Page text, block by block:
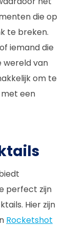
die op
te breken.
iemand die
wereld van
om te
een
perfect zijn
Hier zijn
Rocketshot